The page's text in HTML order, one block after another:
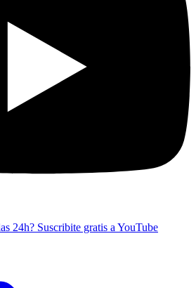
24h? Suscribite gratis a YouTube